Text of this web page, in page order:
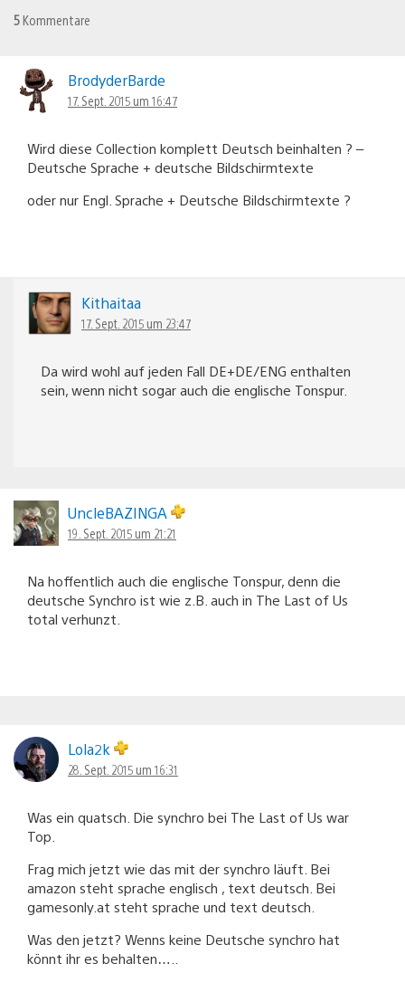
5 Kommentare
BrodyderBarde
17. Sept. 2015 um 16:47
Wird diese Collection komplett Deutsch beinhalten ? –
Deutsche Sprache + deutsche Bildschirmtexte
oder nur Engl. Sprache + Deutsche Bildschirmtexte ?
Kithaitaa
17. Sept. 2015 um 23:47
Da wird wohl auf jeden Fall DE+DE/ENG enthalten
sein, wenn nicht sogar auch die englische Tonspur.
UncleBAZINGA
19. Sept. 2015 um 21:21
Na hoffentlich auch die englische Tonspur, denn die
deutsche Synchro ist wie z.B. auch in The Last of Us
total verhunzt.
Lola2k
28. Sept. 2015 um 16:31
Was ein quatsch. Die synchro bei The Last of Us war
Top.
Frag mich jetzt wie das mit der synchro läuft. Bei
amazon steht sprache englisch , text deutsch. Bei
gamesonly.at steht sprache und text deutsch.
Was den jetzt? Wenns keine Deutsche synchro hat
könnt ihr es behalten…..